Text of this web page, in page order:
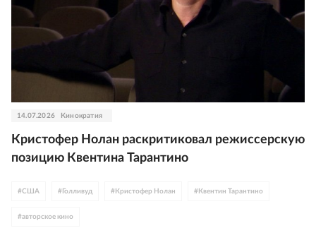
14.07.2026 Кинократия
Кристофер Нолан раскритиковал режиссерскую
позицию Квентина Тарантино
#США # Голливуд # Кристофер Нолан # Квентин Тарантино
#авторское кино